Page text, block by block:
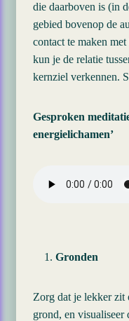
die daarboven is (in
gebied bovenop de
contact te maken
kun je de relatie
kernziel verkennen.
Gesproken
energielichamen’
Gronden
Zorg dat je lekker zit
grond, en visualiseer